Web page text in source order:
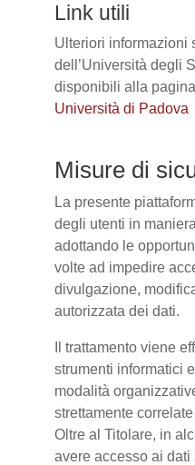
Link utili
Ulteriori informazioni
dell’Università degli
disponibili alla pagina
Università di Padova
Misure di
La presente
degli utenti in
adottando le
volte ad impedire
divulgazione,
autorizzata dei dati.
Il trattamento viene
strumenti informatici
modalità
strettamente
Oltre al Titolare, in
avere accesso ai dati